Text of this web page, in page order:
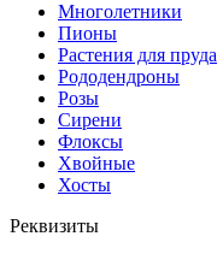
Многолетники
Пионы
Растения для пруда
Рододендроны
Розы
Сирени
Флоксы
Хвойные
Хосты
Реквизиты